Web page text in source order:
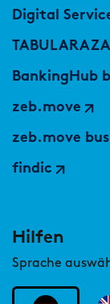
Digital
BankingHub
zeb.move
zeb.move
findic
Hilfen
Sprache